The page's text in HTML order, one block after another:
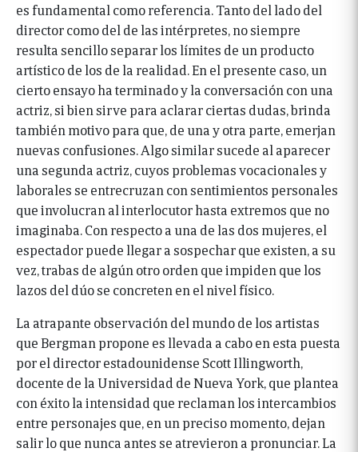
es fundamental como referencia. Tanto del lado del
director como del de las intérpretes, no siempre
resulta sencillo separar los límites de un producto
artístico de los de la realidad. En el presente caso, un
cierto ensayo ha terminado y la conversación con una
actriz, si bien sirve para aclarar ciertas dudas, brinda
también motivo para que, de una y otra parte, emerjan
nuevas confusiones. Algo similar sucede al aparecer
una segunda actriz, cuyos problemas vocacionales y
laborales se entrecruzan con sentimientos personales
que involucran al interlocutor hasta extremos que no
imaginaba. Con respecto a una de las dos mujeres, el
espectador puede llegar a sospechar que existen, a su
vez, trabas de algún otro orden que impiden que los
lazos del dúo se concreten en el nivel físico.
La atrapante observación del mundo de los artistas
que Bergman propone es llevada a cabo en esta puesta
por el director estadounidense Scott Illingworth,
docente de la Universidad de Nueva York, que plantea
con éxito la intensidad que reclaman los intercambios
entre personajes que, en un preciso momento, dejan
salir lo que nunca antes se atrevieron a pronunciar. La